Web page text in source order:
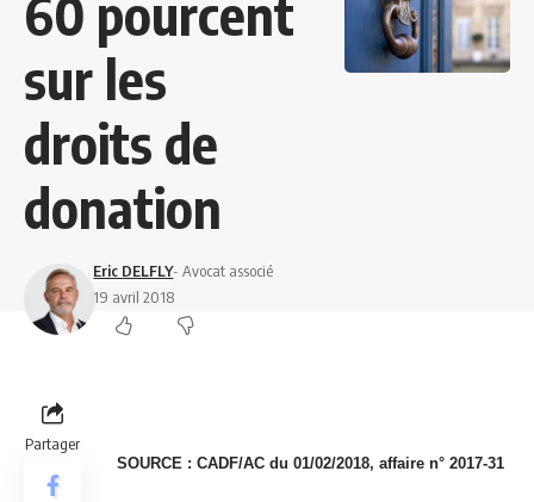
60 pourcent
sur les
droits de
donation
Eric DELFLY- Avocat associé
19 avril 2018
Partager
SOURCE : CADF/AC du 01/02/2018, affaire n° 2017-31